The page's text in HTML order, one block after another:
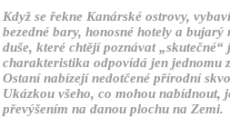
Když se řekne Kanárské ostrovy,
bezedné bary, honosné hotely a
duše, které chtějí poznávat
charakteristika odpovídá jen jednomu
Ostaní nabízejí nedotčené přírodní
Ukázkou všeho, co mohou nabídnout,
převýšením na danou plochu na Zemi.